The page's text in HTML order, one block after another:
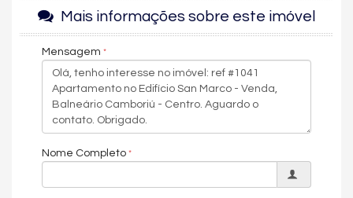
Ar Condicionado
Andar Alto
Vista Livre
Decorado
Acabamento em Gesso
Móveis Planejados
Vista Panorâmica
Living
Sala de Jantar
Mais informações sobre este imóvel
Mensagem
Nome Completo